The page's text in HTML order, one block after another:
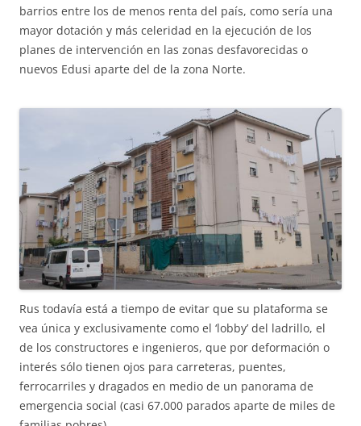
barrios entre los de menos renta del país, como sería una
mayor dotación y más celeridad en la ejecución de los
planes de intervención en las zonas desfavorecidas o
nuevos Edusi aparte del de la zona Norte.
Rus todavía está a tiempo de evitar que su plataforma se
vea única y exclusivamente como el ‘lobby’ del ladrillo, el
de los constructores e ingenieros, que por deformación o
interés sólo tienen ojos para carreteras, puentes,
ferrocarriles y dragados en medio de un panorama de
emergencia social (casi 67.000 parados aparte de miles de